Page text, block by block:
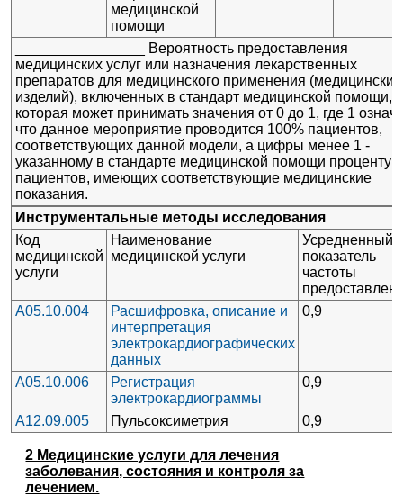
медицинской
помощи
________________ Вероятность предоставления
медицинских услуг или назначения лекарственных
препаратов для медицинского применения (медицинских
изделий), включенных в стандарт медицинской помощи,
которая может принимать значения от 0 до 1, где 1
что данное мероприятие проводится 100% пациентов,
соответствующих данной модели, а цифры менее 1 -
указанному в стандарте медицинской помощи проценту
пациентов, имеющих соответствующие медицинские
показания.
Инструментальные методы исследования
Код
медицинской
услуги
Наименование
медицинской услуги
Усредненный
показатель
частоты
A05.10.004
Расшифровка, описание и
интерпретация
электрокардиографических
данных
0,9
A05.10.006
Регистрация
электрокардиограммы
0,9
A12.09.005 Пульсоксиметрия 0,9
2 Медицинские услуги для лечения
заболевания, состояния и контроля за
лечением.